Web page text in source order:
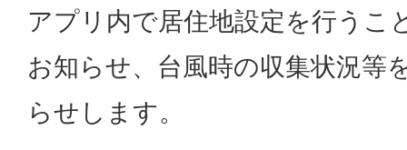
アプリ内で居住地設定を行うこ
お知らせ、台風時の収集状況等
らせします。